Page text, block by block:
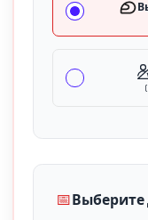
(
📅Выберите